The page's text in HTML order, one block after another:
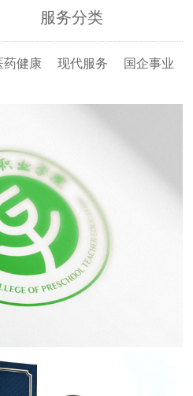
服务分类
药健康 现代服务 国企事业
职业学院形象设计
全国统招 可招生5000人